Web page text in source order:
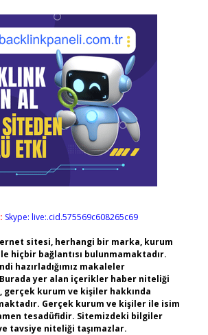
Skype: live:.cid.575569c608265c69
sitesi, herhangi bir marka, kurum
hiçbir bağlantısı bulunmamaktadır.
hazırladığımız makaleler
yer alan içerikler haber niteliği
gerçek kurum ve kişiler hakkında
Gerçek kurum ve kişiler ile isim
tesadüfidir. Sitemizdeki bilgiler
tavsiye niteliği taşımazlar.